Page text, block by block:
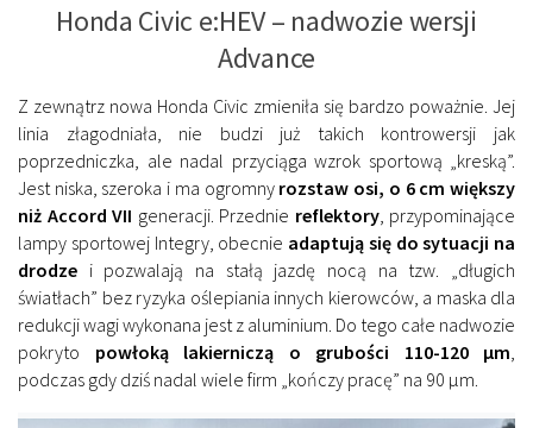
Honda Civic e:HEV – nadwozie wersji
Advance
Z zewnątrz nowa Honda Civic zmieniła się bardzo poważnie. Jej
linia złagodniała, nie budzi już takich kontrowersji jak
poprzedniczka, ale nadal przyciąga wzrok sportową „kreską”.
Jest niska, szeroka i ma ogromny rozstaw osi, o 6 cm większy
niż Accord VII generacji. Przednie reflektory, przypominające
lampy sportowej Integry, obecnie adaptują się do sytuacji na
drodze i pozwalają na stałą jazdę nocą na tzw. „długich
światłach” bez ryzyka oślepiania innych kierowców, a maska dla
redukcji wagi wykonana jest z aluminium. Do tego całe nadwozie
pokryto powłoką lakierniczą o grubości 110-120 µm
podczas gdy dziś nadal wiele firm „kończy pracę” na 90 µm.